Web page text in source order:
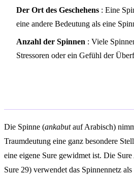
Der Ort des Geschehens : Eine
eine andere Bedeutung als eine
Anzahl der Spinnen : Viele
Stressoren oder ein Gefühl der
Die Spinne (ankabutauf Arabisch)
Traumdeutung eine ganz besondere
eine eigene Sure gewidmet ist. Die
Sure 29) verwendet das Spinnennetz